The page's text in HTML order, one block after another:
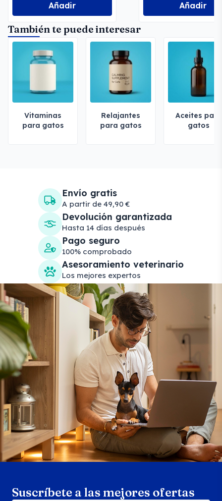
Añadir Añadir
También te puede interesar
Vitaminas
para gatos
Relajantes
para gatos
Aceites para
gatos
Envío gratis
A partir de 49,90 €
Devolución garantizada
Hasta 14 días después
Pago seguro
100% comprobado
Asesoramiento veterinario
Los mejores expertos
Suscríbete a las mejores ofertas
Search products